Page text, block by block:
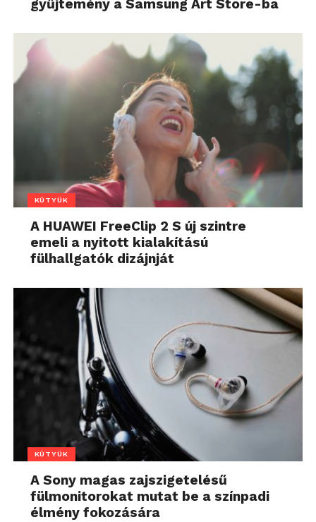
gyűjtemény a Samsung Art Store-ba
KÜTYÜK
A HUAWEI FreeClip 2 S új szintre
emeli a nyitott kialakítású
fülhallgatók dizájnját
KÜTYÜK
A Sony magas zajszigetelésű
fülmonitorokat mutat be a színpadi
élmény fokozására